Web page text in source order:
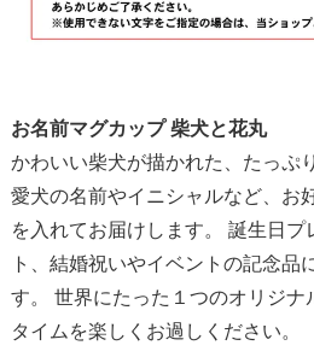
お名前マグカップ 柴犬と花丸
かわいい柴犬が描かれた、たっぷ
愛犬の名前やイニシャルなど、お
を入れてお届けします。 誕生日プ
ト、結婚祝いやイベントの記念品
す。 世界にたった１つのオリジナ
タイムを楽しくお過しください。